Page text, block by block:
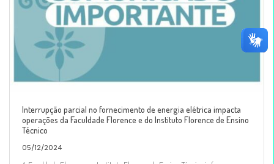
Interrupção parcial no fornecimento de energia elétrica impacta
operações da Faculdade Florence e do Instituto Florence de Ensino
Técnico
05/12/2024